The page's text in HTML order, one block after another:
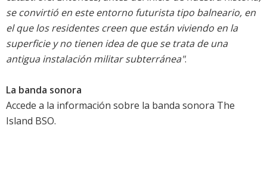
se convirtió en este entorno futurista tipo balneario, en
el que los residentes creen que están viviendo en la
superficie y no tienen idea de que se trata de una
antigua instalación militar subterránea".
La banda sonora
Accede a la información sobre la banda sonora The
Island BSO.